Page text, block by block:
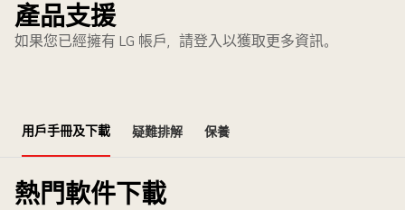
產品支援
如果您已經擁有 LG 帳戶，請登入以獲取更多資訊。
用戶手冊及下載 疑難排解 保養
熱門軟件下載